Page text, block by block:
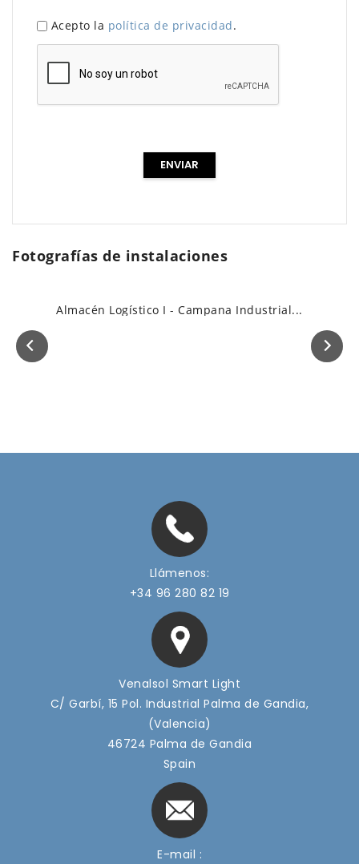
Acepto la política de privacidad.
Fotografías de instalaciones
Almacén Logístico I - Campana Industrial...
Llámenos:
+34 96 280 82 19
Venalsol Smart Light
C/ Garbí, 15 Pol. Industrial Palma de Gandia,
(Valencia)
46724 Palma de Gandia
Spain
E-mail :